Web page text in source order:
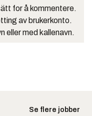
for å kommentere.
av brukerkonto.
eller med kallenavn.
Se flere jobber